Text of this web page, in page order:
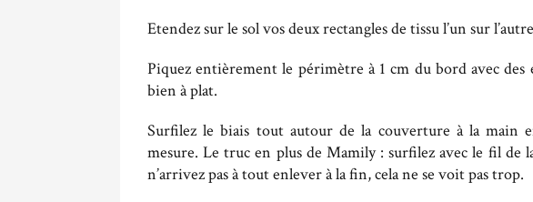
Etendez sur le sol vos deux rectangles de tissu l’un sur
Piquez entièrement le périmètre à 1 cm du bord avec
bien à plat.
Surfilez le biais tout autour de la couverture à la main
mesure. Le truc en plus de Mamily : surfilez avec le fil de
n’arrivez pas à tout enlever à la fin, cela ne se voit pas trop.